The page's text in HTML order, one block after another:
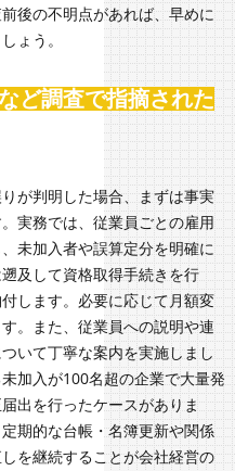
後の不明点があれば、早めに
ょう。
ど調査で指摘された
が判明した場合、まずは事実
実務では、従業員ごとの雇用
未加入者や誤算定分を明確に
及して資格取得手続きを行
します。必要に応じて月額変
。また、従業員への説明や連
いて丁寧な案内を実施しまし
加入が100名超の企業で大量発
出を行ったケースがありま
期的な台帳・名簿更新や関係
を継続することが会社経営の